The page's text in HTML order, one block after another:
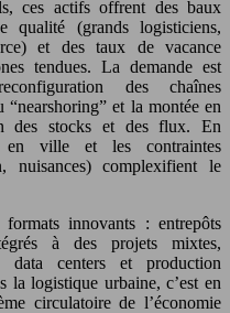
ces actifs offrent des baux
qualité (grands logisticiens,
et des taux de vacance
tendues. La demande est
des chaînes
“nearshoring” et la montée en
des stocks et des flux. En
ville et les contraintes
nuisances) complexifient le
innovants : entrepôts
à des projets mixtes,
data centers et production
la logistique urbaine, c’est en
circulatoire de l’économie